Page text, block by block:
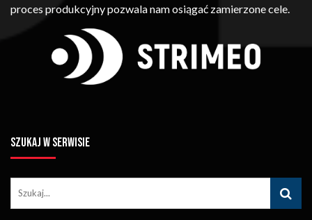
proces produkcyjny pozwala nam osiągać zamierzone cele.
SZUKAJ W SERWISIE